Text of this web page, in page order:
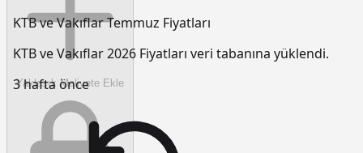
KTB ve Vakıflar Temmuz Fiyatları
KTB ve Vakıflar 2026 Fiyatları veri tabanına yüklendi.
3 hafta önce
Yaklaşık Maliyete Ekle